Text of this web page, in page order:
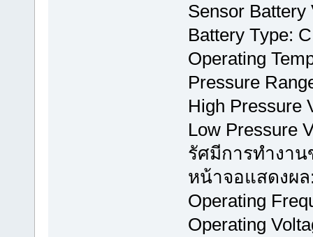
Sensor Battery
Battery Type:
Operating
Pressure
High Pressure
Low Pressure
รัศมีการทำงาน
หน้าจอแสดงผ
Operating
Operating